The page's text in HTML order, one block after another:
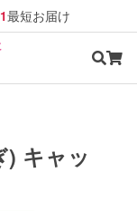
最短お届け
) キャッ